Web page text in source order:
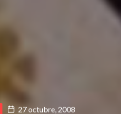
27 octubre, 2008